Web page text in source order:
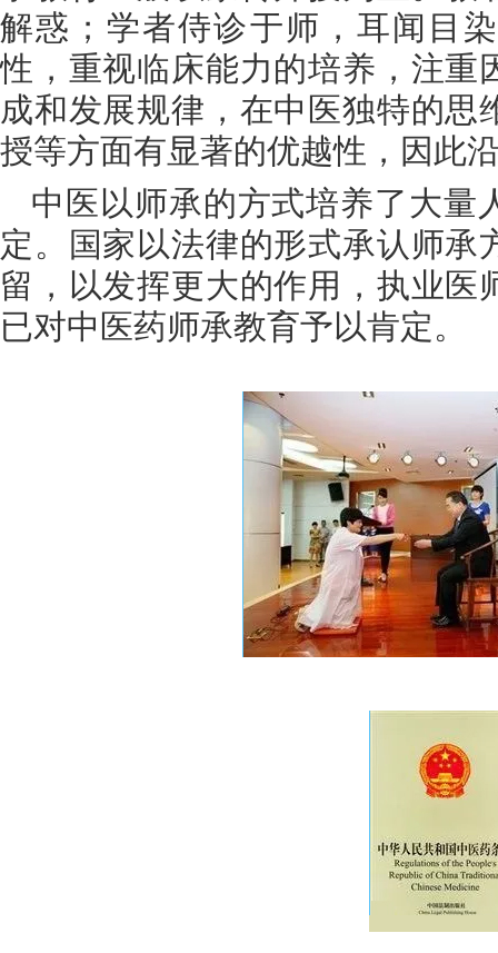
解惑；学者侍诊于师，耳闻目
性，重视临床能力的培养，注重
成和发展规律，在中医独特的思
授等方面有显著的优越性，因此
中医以师承的方式培养了大量
定。国家以法律的形式承认师承
留，以发挥更大的作用，执业医
已对中医药师承教育予以肯定。